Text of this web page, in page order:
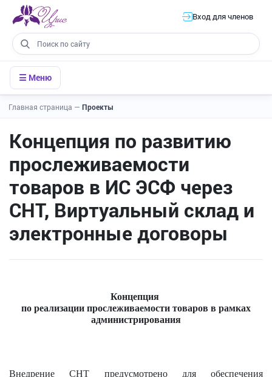
Вход для членов
☰ Меню
Главная страница — Проекты
Концепция по развитию
прослеживаемости
товаров в ИС ЭСФ через
СНТ, Виртуальный склад и
электронные договоры
Концепция
по реализации прослеживаемости товаров в рамках
администрирования
Внедрение СНТ предусмотрено для обеспечения